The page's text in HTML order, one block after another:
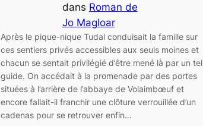
dans Roman de
Jo Magloar
Après le pique-nique Tudal conduisait la famille sur
ces sentiers privés accessibles aux seuls moines et
chacun se sentait privilégié d’être mené là par un tel
guide. On accédait à la promenade par des portes
situées à l’arrière de l’abbaye de Volaimbœuf et
encore fallait-il franchir une clôture verrouillée d’un
cadenas pour se retrouver enfin…